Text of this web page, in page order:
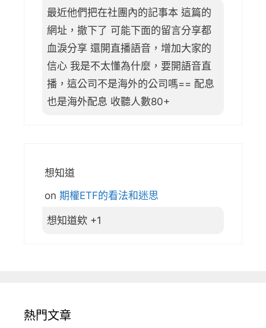
最近他們把在社團內的記事本 這篇的
網址，撤下了 可能下面的留言分享都
血淚分享 還開直播語音，增加大家的
信心 我是不太懂為什麼，要開語音直
播，這公司不是海外的公司嗎== 配息
也是海外配息 收聽人數80+
想知道
on 期權ETF的看法和迷思
想知道欸 +1
熱門文章